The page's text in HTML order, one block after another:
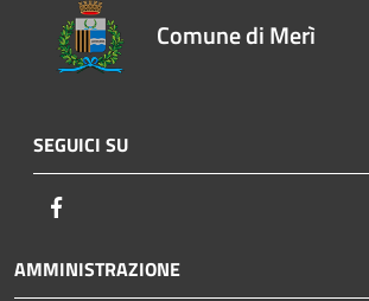
Comune di Merì
SEGUICI SU
AMMINISTRAZIONE